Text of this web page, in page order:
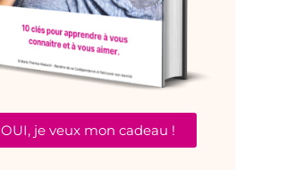
OUI, je veux mon cadeau !